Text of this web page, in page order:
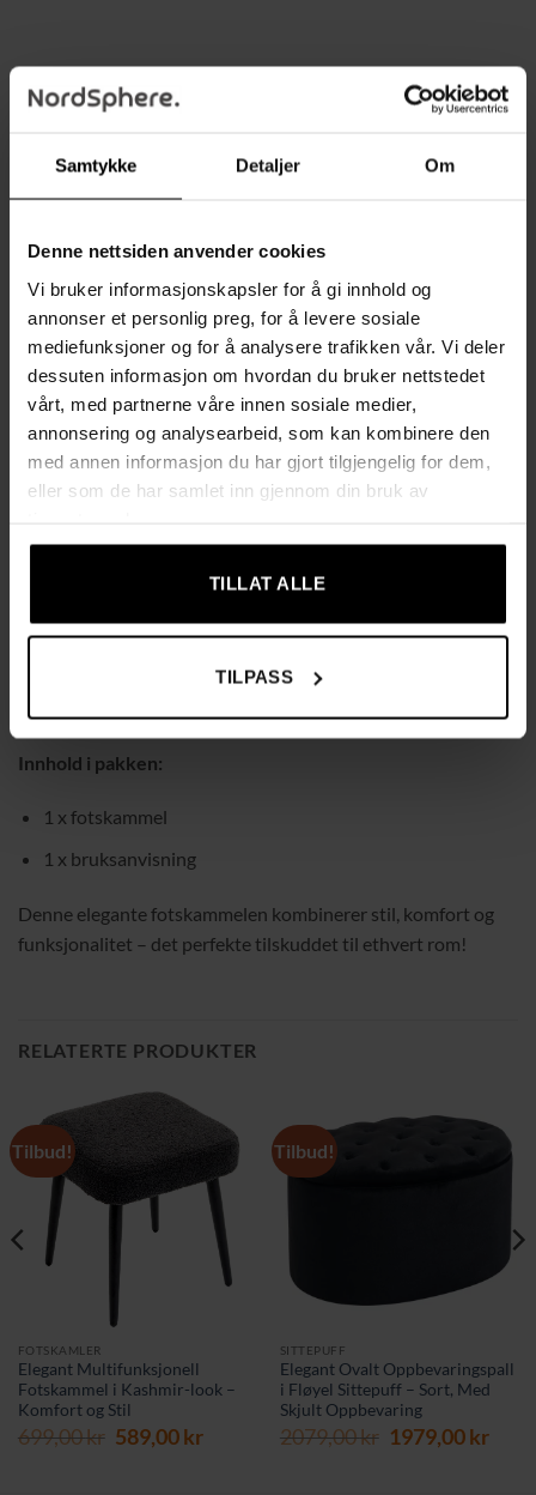
Samtykke Detaljer Om
Denne nettsiden anvender cookies
Vi bruker informasjonskapsler for å gi innhold og
annonser et personlig preg, for å levere sosiale
mediefunksjoner og for å analysere trafikken vår. Vi deler
dessuten informasjon om hvordan du bruker nettstedet
vårt, med partnerne våre innen sosiale medier,
annonsering og analysearbeid, som kan kombinere den
med annen informasjon du har gjort tilgjengelig for dem,
eller som de har samlet inn gjennom din bruk av
TILLAT ALLE
TILPASS
TILLEGGSINFORMASJON
passer perfekt til moderne interiørstiler. Skammelen er
multifunksjonell og kan brukes som fotskammel, ekstra
sitteplass eller som en stilig detalj i hjemmet. Setet er polstret
med et mykt trekk i kashmir-look for maksimal komfort, og de
pulverlakkerte stålbena gir både stabilitet og holdbarhet.
Enkel å montere og solid nok til å tåle en belastning på opptil
120 kg.
Farge:Mørkegrå
Materiale:Polyester, stål
42 x 42 x 47 cm (L x B x H)
Tykkelse på sittepute:10 cm
Innhold i pakken:
1 x fotskammel
1 x bruksanvisning
Denne elegante fotskammelen kombinerer stil, komfort og
funksjonalitet – det perfekte tilskuddet til ethvert rom!
RELATERTE PRODUKTER
Tilbud!
FOTSKAMLER
Elegant Multifunksjonell
Fotskammel i Kashmir-look –
Komfort og Stil
699,00kr Opprinnelig
589,00krNåværende
Tilbud!
SITTEPUFF
Elegant Ovalt Oppbevaringspall
i Fløyel Sittepuff – Sort, Med
Skjult Oppbevaring
2079,00kr Opprinnelig
1979,00kr